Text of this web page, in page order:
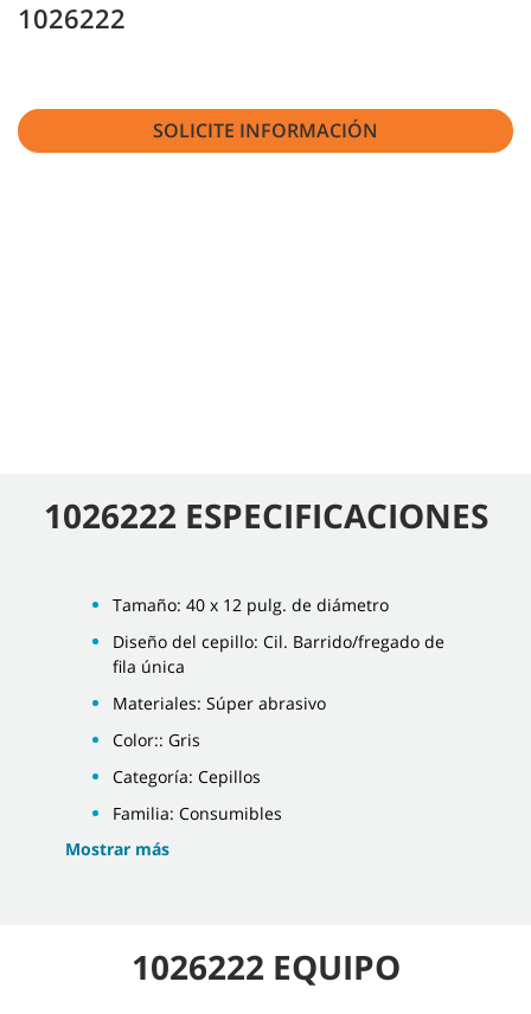
1026222
SOLICITE INFORMACIÓN
1026222 ESPECIFICACIONES
Tamaño: 40 x 12 pulg. de diámetro
Diseño del cepillo: Cil. Barrido/fregado de
fila única
Materiales: Súper abrasivo
Color:: Gris
Categoría: Cepillos
Familia: Consumibles
Mostrar más
1026222 EQUIPO